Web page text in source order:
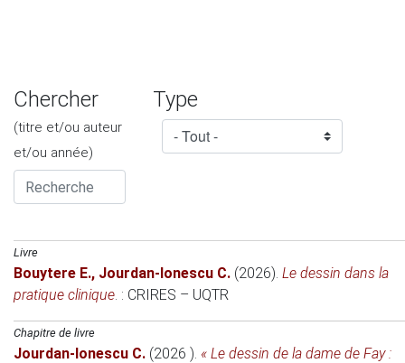
Chercher
(titre et/ou auteur
et/ou année)
Type
Livre
Bouytere E., Jourdan-Ionescu C. (2026). Le dessin dans la
pratique clinique. : CRIRES – UQTR
Chapitre de livre
Jourdan-Ionescu C. (2026 ). « Le dessin de la dame de Fay :